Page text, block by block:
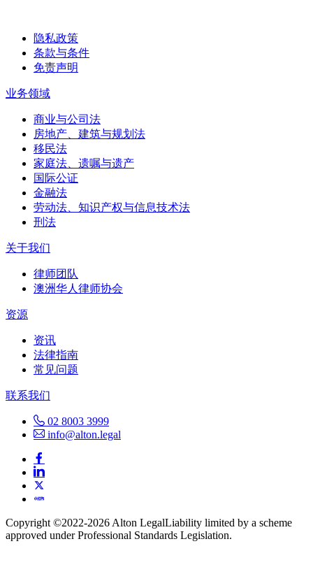
隐私政策
条款与条件
免责声明
业务领域
商业与公司法
房地产、建筑与规划法
移民法
家庭法、遗嘱与遗产
国际公证
金融法
劳动法、知识产权与信息技术法
刑法
关于我们
律师团队
澳洲华人律师协会
资源
资讯
法律指南
常见问题
联系我们
02 8003 3999
info@alton.legal
Copyright ©️2022-2026 Alton LegalLiability limited by a scheme
approved under Professional Standards Legislation.